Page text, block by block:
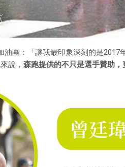
油團：「讓我最印象深刻的是
說，森跑提供的不只是選手贊助，